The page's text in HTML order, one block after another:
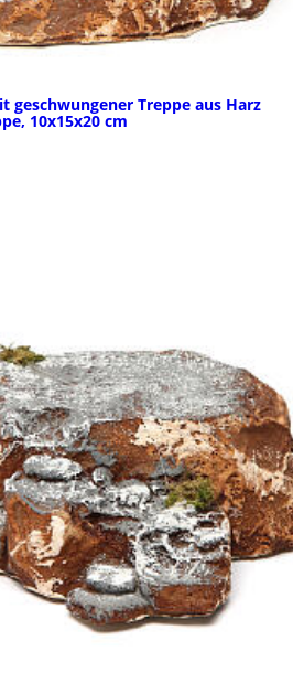
geschwungener Treppe aus Harz
10x15x20 cm